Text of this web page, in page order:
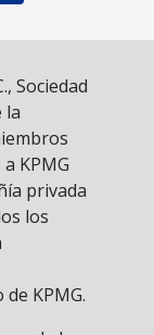
Sociedad
la
KPMG
privada
los
KPMG.